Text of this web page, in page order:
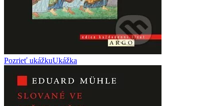
Pozrieť ukážkuUkážka